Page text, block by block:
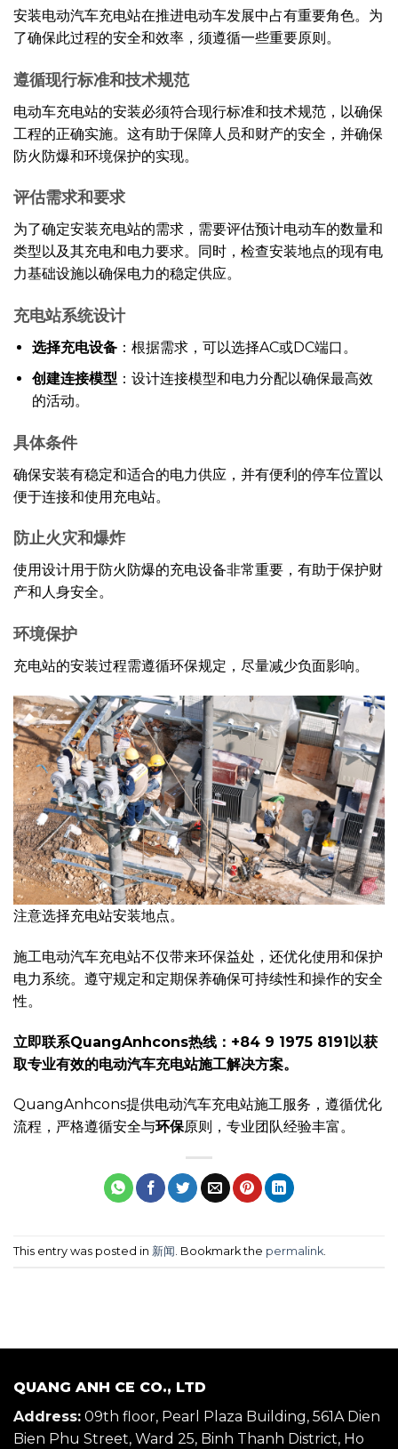
安装电动汽车充电站在推进电动车发展中占有重要角色。为
了确保此过程的安全和效率，须遵循一些重要原则。
遵循现行标准和技术规范
电动车充电站的安装必须符合现行标准和技术规范，以确保
工程的正确实施。这有助于保障人员和财产的安全，并确保
防火防爆和环境保护的实现。
评估需求和要求
为了确定安装充电站的需求，需要评估预计电动车的数量和
类型以及其充电和电力要求。同时，检查安装地点的现有电
力基础设施以确保电力的稳定供应。
充电站系统设计
选择充电设备：根据需求，可以选择AC或DC端口。
创建连接模型 ：设计连接模型和电力分配以确保最高效
的活动。
具体条件
确保安装有稳定和适合的电力供应，并有便利的停车位置以
便于连接和使用充电站。
防止火灾和爆炸
使用设计用于防火防爆的充电设备非常重要，有助于保护财
产和人身安全。
环境保护
充电站的安装过程需遵循环保规定，尽量减少负面影响。
注意选择充电站安装地点。
施工电动汽车充电站不仅带来环保益处，还优化使用和保护
电力系统。遵守规定和定期保养确保可持续性和操作的安全
性。
立即联系QuangAnhcons热线：+84 9 1975 8191以获
取专业有效的电动汽车充电站施工解决方案。
QuangAnhcons提供电动汽车充电站施工服务，遵循优化
流程，严格遵循安全与环保原则，专业团队经验丰富。
This entry was posted in 新闻 . Bookmark the permalink
QUANG ANH CE CO., LTD
Address: 09th floor, Pearl Plaza Building, 561A Dien
Bien Phu Street, Ward 25, Binh Thanh District, Ho